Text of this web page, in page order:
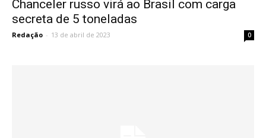
Chanceler russo virá ao Brasil com carga
secreta de 5 toneladas
Redação - 13 de abril de 2023 0